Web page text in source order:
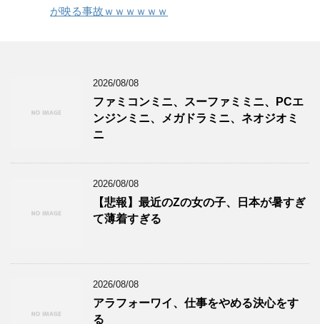
が映る事故ｗｗｗｗｗｗ
2026/08/08
ファミコンミニ、スーファミミニ、PCエ
ンジンミニ、メガドラミニ、ネオジオミ
ニ
2026/08/08
【悲報】最近のZの女の子、日本が暑すぎ
て薄着すぎる
2026/08/08
アラフォーワイ、仕事をやめる決心をす
る